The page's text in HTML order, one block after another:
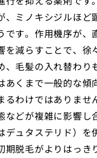
、ミノキシジルほど
です。作用機序が、
を減らすことで、徐
、毛髪の入れ替わ
あくまで一般的な
るわけではありませ
などが複雑に影響
デュタステリド）
期脱毛がよりはっ